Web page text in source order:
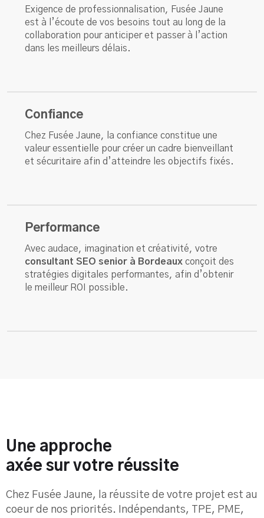
Exigence de professionnalisation, Fusée Jaune
est à l’écoute de vos besoins tout au long de la
collaboration pour anticiper et passer à l’action
dans les meilleurs délais.
Confiance
Chez Fusée Jaune, la confiance constitue une
valeur essentielle pour créer un cadre bienveillant
et sécuritaire afin d’atteindre les objectifs fixés.
Performance
Avec audace, imagination et créativité, votre
consultant SEO senior à Bordeaux conçoit des
stratégies digitales performantes, afin d’obtenir
le meilleur ROI possible.
Une approche
axée sur votre réussite
Chez Fusée Jaune, la réussite de votre projet est au
coeur de nos priorités. Indépendants, TPE, PME,